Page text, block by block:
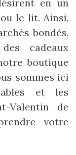
en un
le lit. Ainsi,
bondés,
cadeaux
boutique
sommes ici
et les
Valentin de
votre